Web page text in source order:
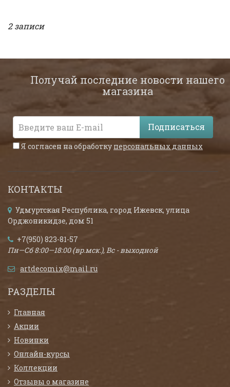
2 записи
Получай последние новости нашего
магазина
Подписаться
Я согласен на обработку персональных данных
КОНТАКТЫ
Удмуртская Республика, город Ижевск, улица
Орджоникидзе, дом 51
+7(950) 823-81-57
Пн—Сб 8:00—18:00 (вр.мск.), Вс - выходной
artdecomix@mail.ru
РАЗДЕЛЫ
Главная
Акции
Новинки
Онлайн-курсы
Коллекции
Отзывы о магазине